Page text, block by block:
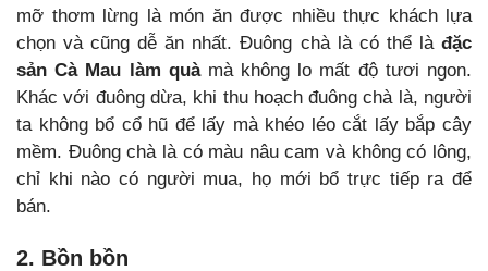
mỡ thơm lừng là món ăn được nhiều thực khách lựa
chọn và cũng dễ ăn nhất. Đuông chà là có thể là đặc
sản Cà Mau làm quàmà không lo mất độ tươi ngon.
Khác với đuông dừa, khi thu hoạch đuông chà là, người
ta không bổ cổ hũ để lấy mà khéo léo cắt lấy bắp cây
mềm. Đuông chà là có màu nâu cam và không có lông,
chỉ khi nào có người mua, họ mới bổ trực tiếp ra để
bán.
2. Bồn bồn